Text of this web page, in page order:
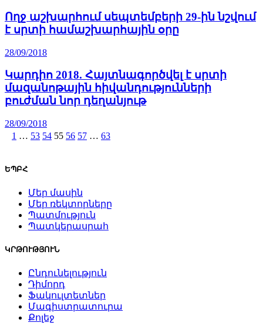
Ողջ աշխարհում սեպտեմբերի 29-ին նշվում
է սրտի համաշխարհային օրը
28/09/2018
Կարդիո 2018. Հայտնագործվել է սրտի
մազանոթային հիվանդությունների
բուժման նոր դեղանյութ
28/09/2018
1 … 53 54 55 56 57 … 63
ԵՊԲՀ
Մեր մասին
Մեր ռեկտորները
Պատմություն
Պատկերասրահ
ԿՐԹՈՒԹՅՈՒՆ
Ընդունելություն
Դիմորդ
Ֆակուլտետներ
Մագիստրատուրա
Քոլեջ